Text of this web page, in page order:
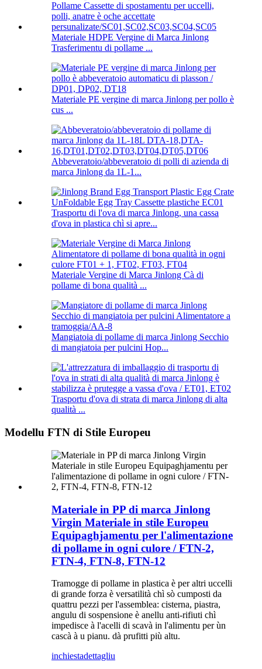
Materiale HDPE Vergine di Marca Jinlong
Trasferimentu di pollame ...
Materiale PE vergine di marca Jinlong per pollo è
cus ...
Abbeveratoio/abbeveratoio di polli di azienda di
marca Jinlong da 1L-1...
Trasportu di l'ova di marca Jinlong, una cassa
d'ova in plastica chì si apre...
Materiale Vergine di Marca Jinlong Cà di
pollame di bona qualità ...
Mangiatoia di pollame di marca Jinlong Secchio
di mangiatoia per pulcini Hop...
Trasportu d'ova di strata di marca Jinlong di alta
qualità ...
Modellu FTN di Stile Europeu
Materiale in PP di marca Jinlong
Virgin Materiale in stile Europeu
Equipaghjamentu per l'alimentazione
di pollame in ogni culore / FTN-2,
FTN-4, FTN-8, FTN-12
Tramogge di pollame in plastica è per altri uccelli
di grande forza è versatilità chì sò cumposti da
quattru pezzi per l'assemblea: cisterna, piastra,
angulu di sospensione è anellu anti-rifiuti chì
impedisce à l'acelli di scavà in l'alimentu per ùn
cascà à u pianu. dà prufitti più altu.
inchiestadettagliu